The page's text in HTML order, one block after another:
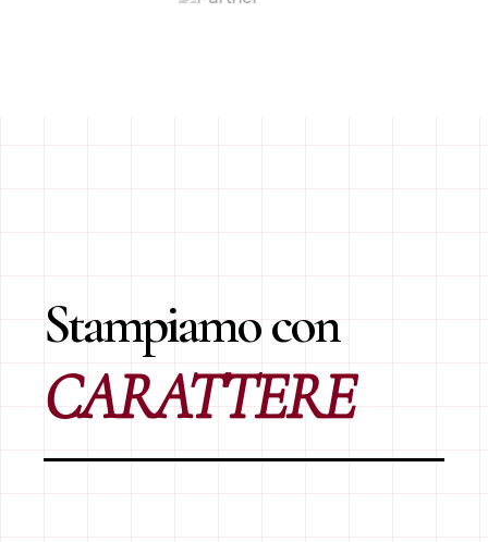
Stampiamo con
CARATTERE